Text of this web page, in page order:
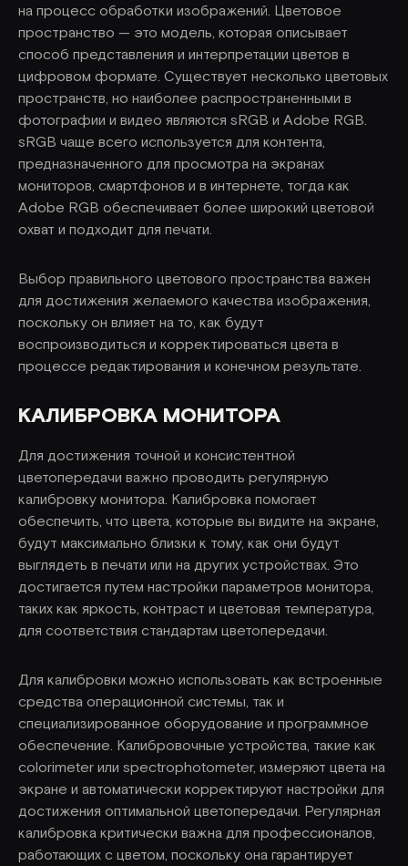
на процесс обработки изображений. Цветовое
пространство — это модель, которая описывает
способ представления и интерпретации цветов в
цифровом формате. Существует несколько цветовых
пространств, но наиболее распространенными в
фотографии и видео являются sRGB и Adobe RGB.
sRGB чаще всего используется для контента,
предназначенного для просмотра на экранах
мониторов, смартфонов и в интернете, тогда как
Adobe RGB обеспечивает более широкий цветовой
охват и подходит для печати.
Выбор правильного цветового пространства важен
для достижения желаемого качества изображения,
поскольку он влияет на то, как будут
воспроизводиться и корректироваться цвета в
процессе редактирования и конечном результате.
КАЛИБРОВКА МОНИТОРА
Для достижения точной и консистентной
цветопередачи важно проводить регулярную
калибровку монитора. Калибровка помогает
обеспечить, что цвета, которые вы видите на экране,
будут максимально близки к тому, как они будут
выглядеть в печати или на других устройствах. Это
достигается путем настройки параметров монитора,
таких как яркость, контраст и цветовая температура,
для соответствия стандартам цветопередачи.
Для калибровки можно использовать как встроенные
средства операционной системы, так и
специализированное оборудование и программное
обеспечение. Калибровочные устройства, такие как
colorimeter или spectrophotometer, измеряют цвета на
экране и автоматически корректируют настройки для
достижения оптимальной цветопередачи. Регулярная
калибровка критически важна для профессионалов,
работающих с цветом, поскольку она гарантирует